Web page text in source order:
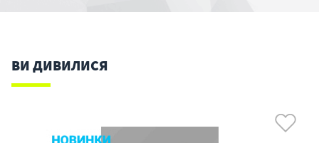
ВИ ДИВИЛИСЯ